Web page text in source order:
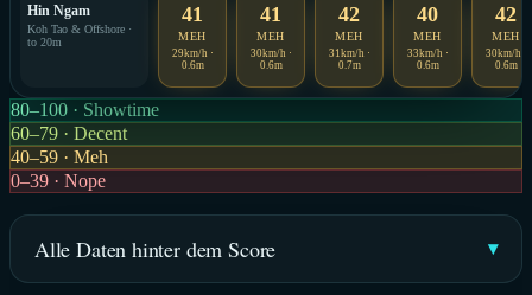
Hin Ngam
Koh Tao & Offshore ·
to 20m
41
MEH
29km/h ·
0.6m
41
MEH
30km/h ·
0.6m
42
MEH
31km/h ·
0.7m
40
MEH
33km/h ·
0.6m
42
MEH
30km/h ·
0.6m
80–100 · Showtime
60–79 · Decent
40–59 · Meh
0–39 · Nope
Alle Daten hinter dem Score